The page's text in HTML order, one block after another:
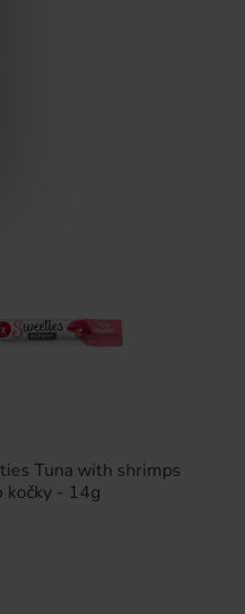
Tuna with shrimps
kočky - 14g